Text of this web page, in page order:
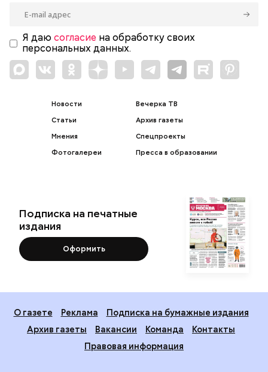
Я даю согласие на обработку своих
персональных данных.
Новости
Статьи
Мнения
Фотогалереи
Вечерка ТВ
Архив газеты
Спецпроекты
Пресса в образовании
Подписка на печатные
издания
Оформить
О газете Реклама
Подписка на бумажные издания
Архив газеты
Вакансии Команда
Контакты
Правовая информация